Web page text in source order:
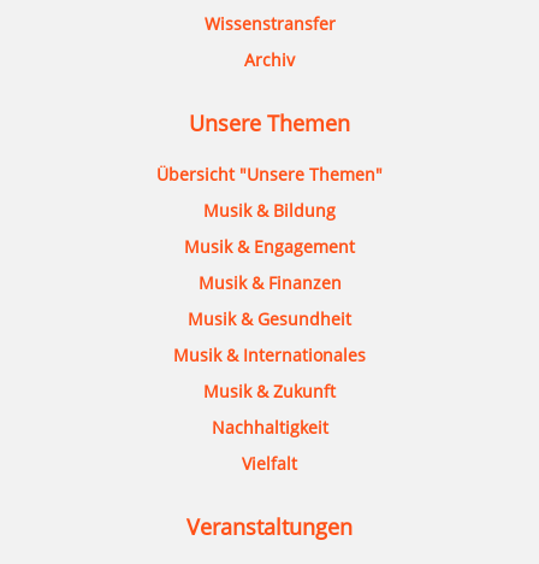
Wissenstransfer
Archiv
Unsere Themen
Übersicht "Unsere Themen"
Musik & Bildung
Musik & Engagement
Musik & Finanzen
Musik & Gesundheit
Musik & Internationales
Musik & Zukunft
Nachhaltigkeit
Vielfalt
Veranstaltungen